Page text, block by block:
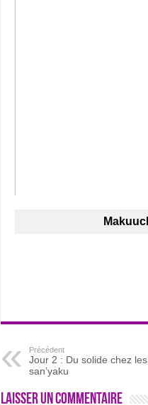
Précédent
Jour 2 : Du solide chez les
san’yaku
Laisser un commentaire